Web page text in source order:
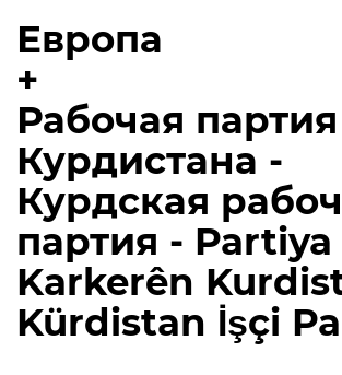
Европа
+
Рабочая партия
Курдистана -
Курдская
партия - Partiya
Karkerên
Kürdistan İşçi